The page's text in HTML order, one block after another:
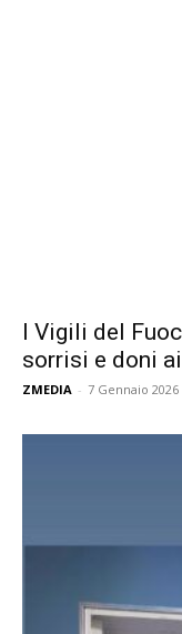
I Vigili del
sorrisi e doni
ZMEDIA - 7 Gennaio 2026